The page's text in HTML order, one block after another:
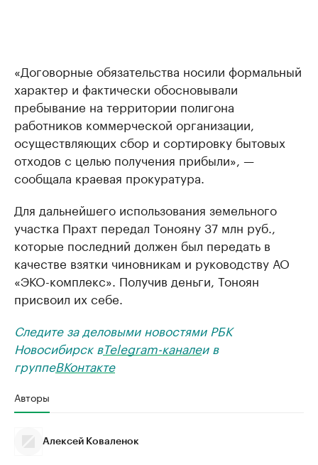
«Договорные обязательства носили формальный
характер и фактически обосновывали
пребывание на территории полигона
работников коммерческой организации,
осуществляющих сбор и сортировку бытовых
отходов с целью получения прибыли», —
сообщала краевая прокуратура.
Для дальнейшего использования земельного
участка Прахт передал Тонояну 37 млн руб.,
которые последний должен был передать в
качестве взятки чиновникам и руководству АО
«ЭКО-комплекс». Получив деньги, Тоноян
присвоил их себе.
Следите за деловыми новостями РБК
Новосибирск вTelegram-каналеи в
группеВКонтакте
Авторы
Алексей Коваленок